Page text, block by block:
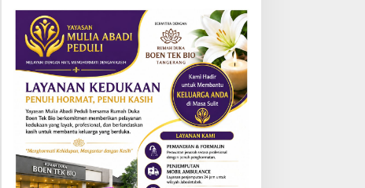
BPBD Tangsel Salurkan
Hingga 28.000 Liter Air
Bersih Per hari untuk
Warga Terdampak
Kekeringan
Balai Besar BMKG Wilayah
II Tangsel, Edukasi Bencana
Gempa Bumi dan Tsunami
kepada pelajar UPTD SMPN
23